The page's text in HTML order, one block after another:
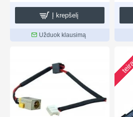
Į krepšelį
Užduok klausimą